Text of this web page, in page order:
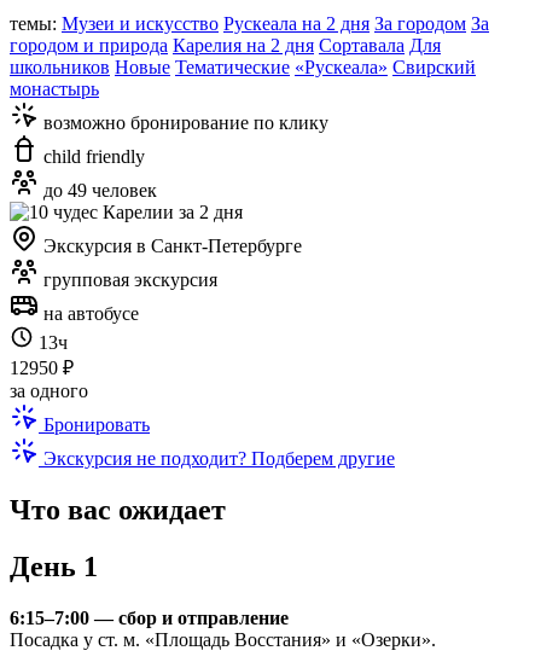
темы: Музеи и искусство Рускеала на 2 дня За городом За
городом и природа Карелия на 2 дня Сортавала Для
школьников Новые Тематические «Рускеала» Свирский
монастырь
возможно бронирование по клику
child friendly
до 49 человек
Экскурсия в Санкт-Петербурге
групповая экскурсия
на автобусе
13ч
12950 ₽
за одного
Бронировать
Экскурсия не подходит? Подберем другие
Что вас ожидает
День 1
6:15–7:00 — сбор и отправление
Посадка у ст. м. «Площадь Восстания» и «Озерки».